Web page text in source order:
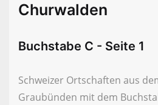
Churwalden
Buchstabe C - Seite 1
Schweizer Ortschaften aus
Graubünden mit dem